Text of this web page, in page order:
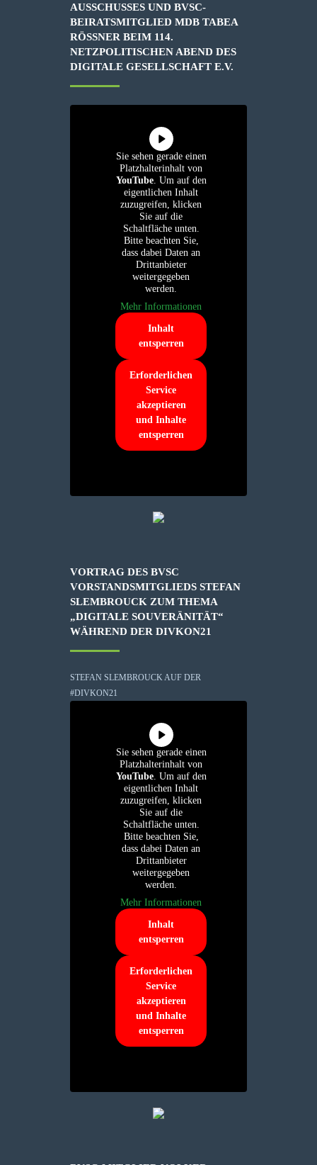
AUSSCHUSSES UND BVSC-
BEIRATSMITGLIED MDB TABEA
RÖSSNER BEIM 114. N
ETZPOLITISCHEN ABEND DES D
IGITALE GESELLSCHAFT E.V.
Sie sehen gerade einen
Platzhalterinhalt von
YouTube. Um auf den
eigentlichen Inhalt
zuzugreifen, klicken
Sie auf die
Schaltfläche unten.
Bitte beachten Sie,
dass dabei Daten an
Drittanbieter
weitergegeben
werden.
Mehr Informationen
Inhalt
entsperren
Erforderlichen
Service
akzeptieren
und Inhalte
entsperren
VORTRAG DES BVSC
VORSTANDSMITGLIEDS STEFAN
SLEMBROUCK ZUM THEMA
„DIGITALE SOUVERÄNITÄT“
WÄHREND DER DIVKON21
STEFAN SLEMBROUCK AUF DER
#DIVKON21
Sie sehen gerade einen
Platzhalterinhalt von
YouTube. Um auf den
eigentlichen Inhalt
zuzugreifen, klicken
Sie auf die
Schaltfläche unten.
Bitte beachten Sie,
dass dabei Daten an
Drittanbieter
weitergegeben
werden.
Mehr Informationen
Inhalt
entsperren
Erforderlichen
Service
akzeptieren
und Inhalte
entsperren